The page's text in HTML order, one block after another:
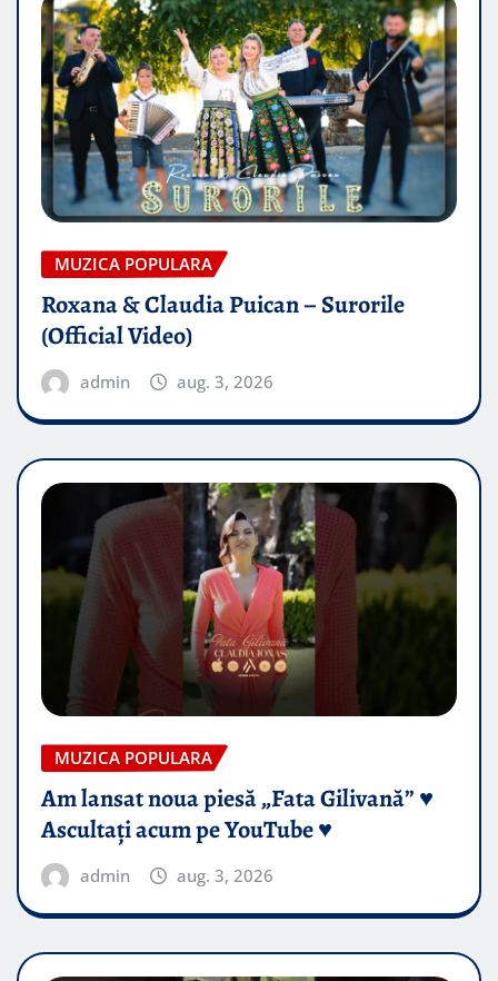
MUZICA POPULARA
Roxana & Claudia Puican – Surorile
(Official Video)
admin aug. 3, 2026
MUZICA POPULARA
Am lansat noua piesă „Fata Gilivană” ♥️
Ascultați acum pe YouTube ♥️
admin aug. 3, 2026